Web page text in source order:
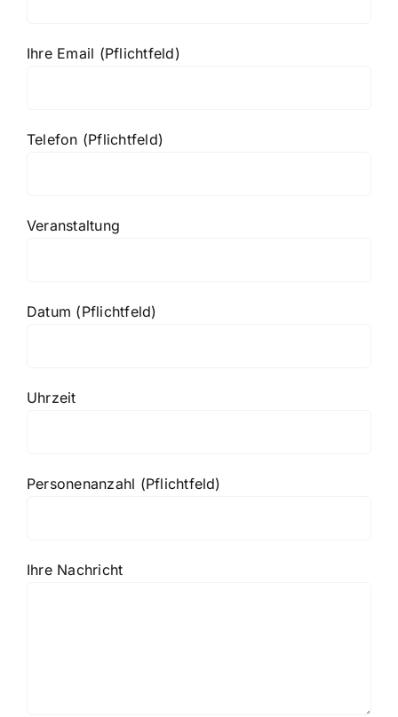
Ihre Email (Pflichtfeld)
Telefon (Pflichtfeld)
Veranstaltung
Bitte lasse dieses Feld leer.
Datum (Pflichtfeld)
Uhrzeit
Personenanzahl (Pflichtfeld)
Bitte lasse dieses Feld leer.
Ihre Nachricht